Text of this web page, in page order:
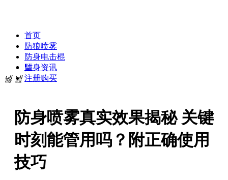
首页
防狼喷雾
防身电击棍
防身资讯
注册购买
넡
넳 넲
防身喷雾真实效果揭秘 关键
时刻能管用吗？附正确使用
技巧